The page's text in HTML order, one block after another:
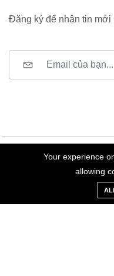
Đăng ký để nhận tin mới
©2023 Hoa
0
Your experience
allowing